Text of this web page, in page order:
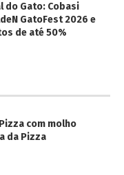
do Gato: Cobasi
GatoFest 2026 e
de até 50%
com molho
da Pizza